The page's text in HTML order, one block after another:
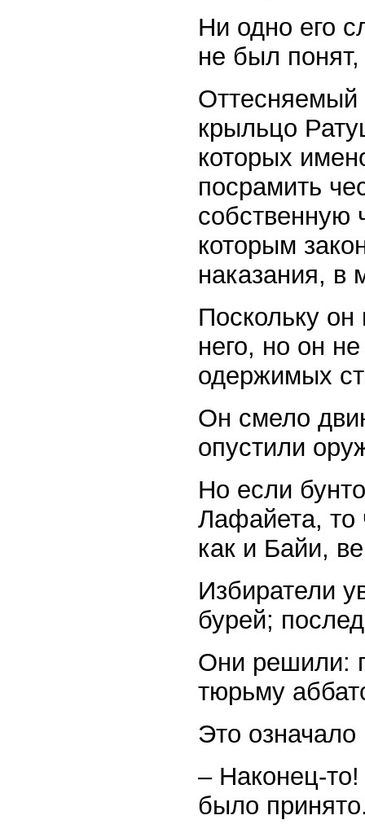
Ни одно его
не был
крыльцо
которых
посрамить
собственную
которым
наказания, в
Поскольку
него, но он
одержимых
Он смело
опустили
Но если
Лафайета, то
как и Байи,
Избиратели
бурей;
Они решили:
тюрьму
Это
– Наконец-
было